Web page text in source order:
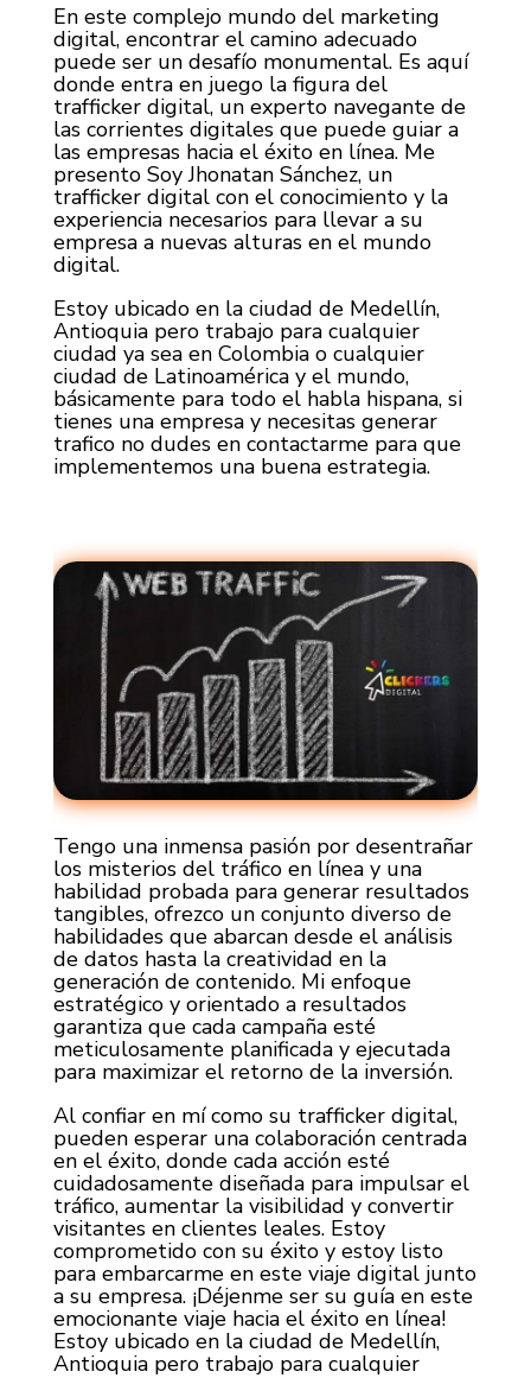
En este complejo mundo del marketing
digital, encontrar el camino adecuado
puede ser un desafío monumental. Es aquí
donde entra en juego la figura del
trafficker digital, un experto navegante de
las corrientes digitales que puede guiar a
las empresas hacia el éxito en línea. Me
presento Soy Jhonatan Sánchez, un
trafficker digital con el conocimiento y la
experiencia necesarios para llevar a su
empresa a nuevas alturas en el mundo
digital.
Estoy ubicado en la ciudad de Medellín,
Antioquia pero trabajo para cualquier
ciudad ya sea en Colombia o cualquier
ciudad de Latinoamérica y el mundo,
básicamente para todo el habla hispana, si
tienes una empresa y necesitas generar
trafico no dudes en contactarme para que
implementemos una buena estrategia.
Tengo una inmensa pasión por desentrañar
los misterios del tráfico en línea y una
habilidad probada para generar resultados
tangibles, ofrezco un conjunto diverso de
habilidades que abarcan desde el análisis
de datos hasta la creatividad en la
generación de contenido. Mi enfoque
estratégico y orientado a resultados
garantiza que cada campaña esté
meticulosamente planificada y ejecutada
para maximizar el retorno de la inversión.
Al confiar en mí como su trafficker digital,
pueden esperar una colaboración centrada
en el éxito, donde cada acción esté
cuidadosamente diseñada para impulsar el
tráfico, aumentar la visibilidad y convertir
visitantes en clientes leales. Estoy
comprometido con su éxito y estoy listo
para embarcarme en este viaje digital junto
a su empresa. ¡Déjenme ser su guía en este
emocionante viaje hacia el éxito en línea!
Estoy ubicado en la ciudad de Medellín,
Antioquia pero trabajo para cualquier